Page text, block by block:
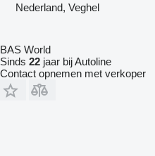
Nederland, Veghel
BAS World
Sinds 22 jaar bij Autoline
Contact opnemen met verkoper